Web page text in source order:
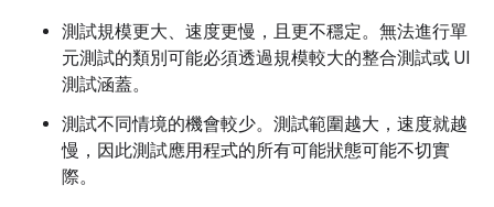
測試規模更大、速度更慢，且更不穩定。無法進行單
元測試的類別可能必須透過規模較大的整合測試或 UI
測試涵蓋。
測試不同情境的機會較少。測試範圍越大，速度就越
慢，因此測試應用程式的所有可能狀態可能不切實
際。